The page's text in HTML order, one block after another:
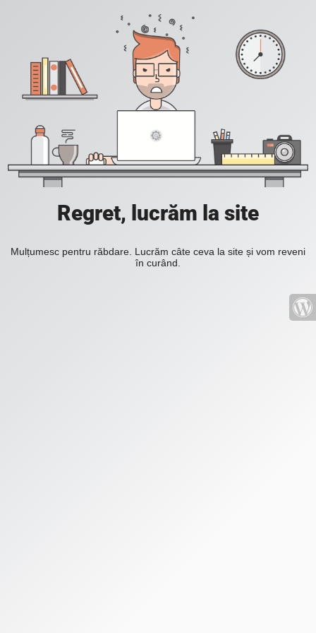
Regret, lucrăm la site
Mulțumesc pentru răbdare. Lucrăm câte ceva la site și vom reveni
în curând.